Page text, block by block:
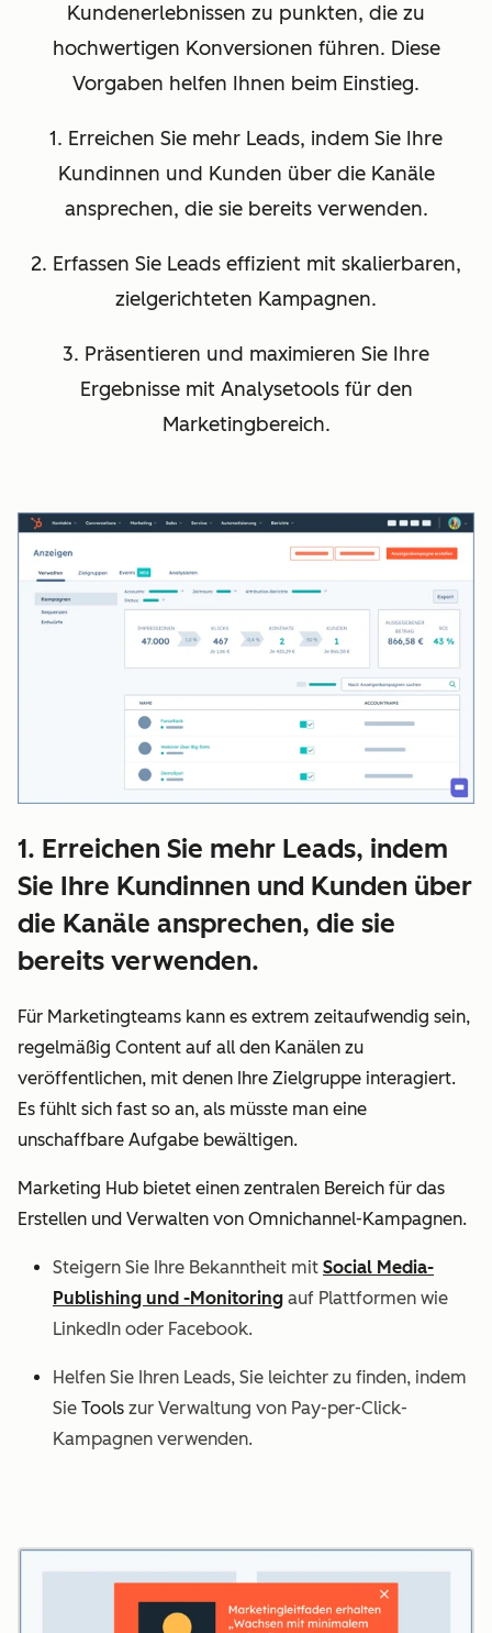
Kundenerlebnissen zu punkten, die zu
hochwertigen Konversionen führen. Diese
Vorgaben helfen Ihnen beim Einstieg.
1. Erreichen Sie mehr Leads, indem Sie Ihre
Kundinnen und Kunden über die Kanäle
ansprechen, die sie bereits verwenden.
2. Erfassen Sie Leads effizient mit skalierbaren,
zielgerichteten Kampagnen.
3. Präsentieren und maximieren Sie Ihre
Ergebnisse mit Analysetools für den
Marketingbereich.
1. Erreichen Sie mehr Leads, indem
Sie Ihre Kundinnen und Kunden über
die Kanäle ansprechen, die sie
bereits verwenden.
Für Marketingteams kann es extrem zeitaufwendig sein,
regelmäßig Content auf all den Kanälen zu
veröffentlichen, mit denen Ihre Zielgruppe interagiert.
Es fühlt sich fast so an, als müsste man eine
unschaffbare Aufgabe bewältigen.
Marketing Hub bietet einen zentralen Bereich für das
Erstellen und Verwalten von Omnichannel-Kampagnen.
Steigern Sie Ihre Bekanntheit mit Social Media-
Publishing und -Monitoring auf Plattformen wie
LinkedIn oder Facebook.
Helfen Sie Ihren Leads, Sie leichter zu finden, indem
Sie Tools zur Verwaltung von Pay-per-Click-
Kampagnen verwenden.